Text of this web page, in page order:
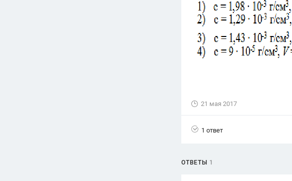
ответа
Олимпиады
ответа
Spotlight
ответ
21 мая 2017
1 ответ
ОТВЕТЫ 1